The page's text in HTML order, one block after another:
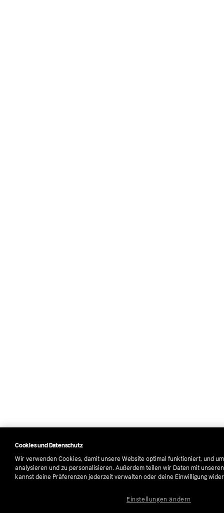
Cookies und Datenschutz
Wir verwenden Cookies, damit unsere Website optimal funktioniert, und
analysieren und zu personalisieren. Außerdem teilen wir Daten mit
kannst deine Präferenzen jederzeit verwalten oder deine Einwilligung
Einstellungen ändern